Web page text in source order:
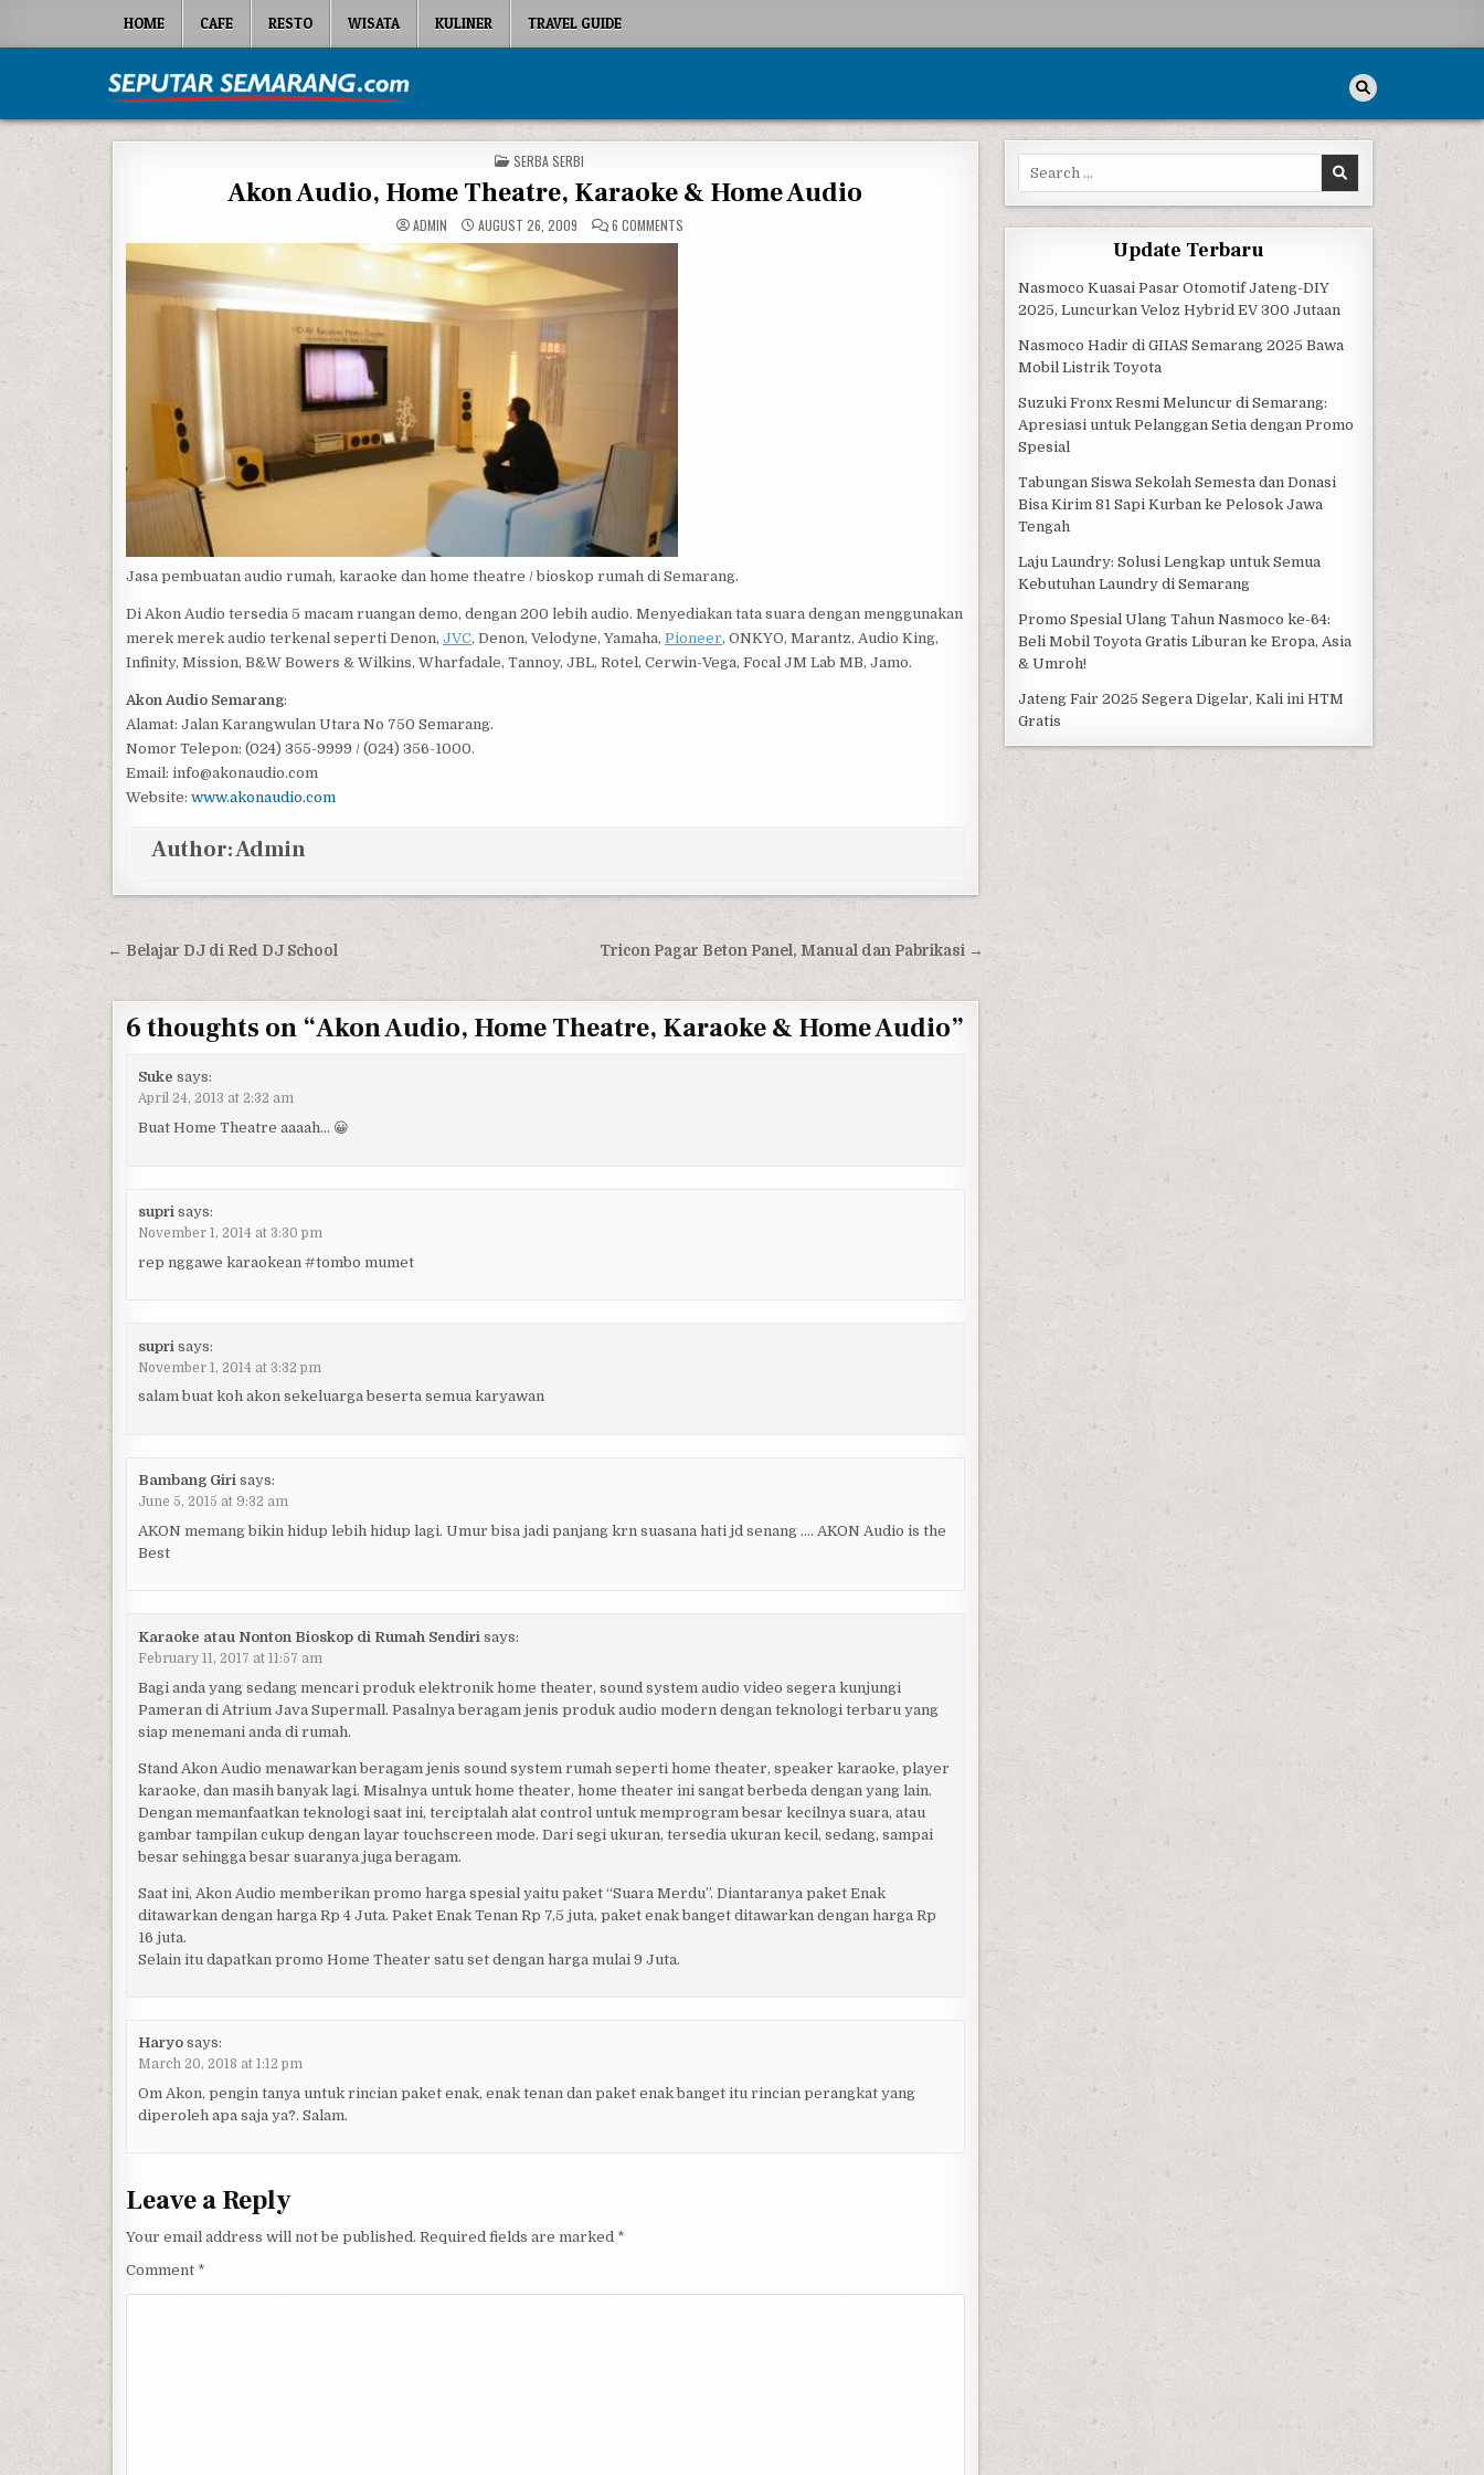
HOME CAFE RESTO WISATA KULINER TRAVEL GUIDE
Seputar Semarang
POSTED IN
SERBA SERBI
Akon Audio, Home Theatre, Karaoke & Home Audio
ADMIN AUGUST 26, 2009 6 COMMENTSON AKON AUDIO, HOME THEATRE, KARAOKE & HOME AUDIO
Jasa pembuatan audio rumah, karaoke dan home theatre / bioskop rumah di Semarang.
Di Akon Audio tersedia 5 macam ruangan demo, dengan 200 lebih audio. Menyediakan tata suara dengan menggunakan
merek merek audio terkenal seperti Denon, JVC, Denon, Velodyne, Yamaha, Pioneer, ONKYO, Marantz, Audio King,
Infinity, Mission, B&W Bowers & Wilkins, Wharfadale, Tannoy, JBL, Rotel, Cerwin-Vega, Focal JM Lab MB, Jamo.
Akon Audio Semarang:
Alamat: Jalan Karangwulan Utara No 750 Semarang.
Nomor Telepon: (024) 355-9999 / (024) 356-1000.
Email: info@akonaudio.com
Website: www.akonaudio.com
Author:Admin
Post navigation Tricon Pagar Beton Panel, Manual dan Pabrikasi →
← Belajar DJ di Red DJ School
6 thoughts on “Akon Audio, Home Theatre, Karaoke & Home Audio”
Suke says:
April 24, 2013 at 2:32 am
Buat Home Theatre aaaah… 😀
supri says:
November 1, 2014 at 3:30 pm
rep nggawe karaokean #tombo mumet
supri says:
November 1, 2014 at 3:32 pm
salam buat koh akon sekeluarga beserta semua karyawan
Bambang Giri says:
June 5, 2015 at 9:32 am
AKON memang bikin hidup lebih hidup lagi. Umur bisa jadi panjang krn suasana hati jd senang …. AKON Audio is the
Best
Karaoke atau Nonton Bioskop di Rumah Sendiri says:
February 11, 2017 at 11:57 am
Bagi anda yang sedang mencari produk elektronik home theater, sound system audio video segera kunjungi
Pameran di Atrium Java Supermall. Pasalnya beragam jenis produk audio modern dengan teknologi terbaru yang
siap menemani anda di rumah.
Stand Akon Audio menawarkan beragam jenis sound system rumah seperti home theater, speaker karaoke, player
karaoke, dan masih banyak lagi. Misalnya untuk home theater, home theater ini sangat berbeda dengan yang lain.
Dengan memanfaatkan teknologi saat ini, terciptalah alat control untuk memprogram besar kecilnya suara, atau
gambar tampilan cukup dengan layar touchscreen mode. Dari segi ukuran, tersedia ukuran kecil, sedang, sampai
besar sehingga besar suaranya juga beragam.
Saat ini, Akon Audio memberikan promo harga spesial yaitu paket “Suara Merdu”. Diantaranya paket Enak
ditawarkan dengan harga Rp 4 Juta. Paket Enak Tenan Rp 7,5 juta, paket enak banget ditawarkan dengan harga Rp
16 juta.
Selain itu dapatkan promo Home Theater satu set dengan harga mulai 9 Juta.
Haryo says:
March 20, 2018 at 1:12 pm
Om Akon, pengin tanya untuk rincian paket enak, enak tenan dan paket enak banget itu rincian perangkat yang
diperoleh apa saja ya?. Salam.
Leave a Reply
Your email address will not be published. Required fields are marked *
Comment *
Search for:
Update Terbaru
Nasmoco Kuasai Pasar Otomotif Jateng-DIY
2025, Luncurkan Veloz Hybrid EV 300 Jutaan
Nasmoco Hadir di GIIAS Semarang 2025 Bawa
Mobil Listrik Toyota
Suzuki Fronx Resmi Meluncur di Semarang:
Apresiasi untuk Pelanggan Setia dengan Promo
Spesial
Tabungan Siswa Sekolah Semesta dan Donasi
Bisa Kirim 81 Sapi Kurban ke Pelosok Jawa
Tengah
Laju Laundry: Solusi Lengkap untuk Semua
Kebutuhan Laundry di Semarang
Promo Spesial Ulang Tahun Nasmoco ke-64:
Beli Mobil Toyota Gratis Liburan ke Eropa, Asia
& Umroh!
Jateng Fair 2025 Segera Digelar, Kali ini HTM
Gratis